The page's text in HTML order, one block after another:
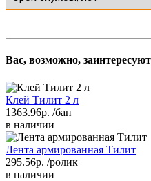
Вас, возможно,
Клей Тилит 2 л
1363.96р. /бан
в наличии
Лента армированная Тилит
295.56р. /ролик
в наличии